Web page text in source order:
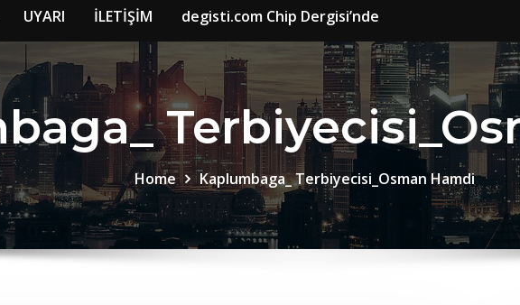
UYARI İLETİŞİM degisti.com Chip Dergisi’nde
Home Kaplumbaga_ Terbiyecisi_Osman Hamdi